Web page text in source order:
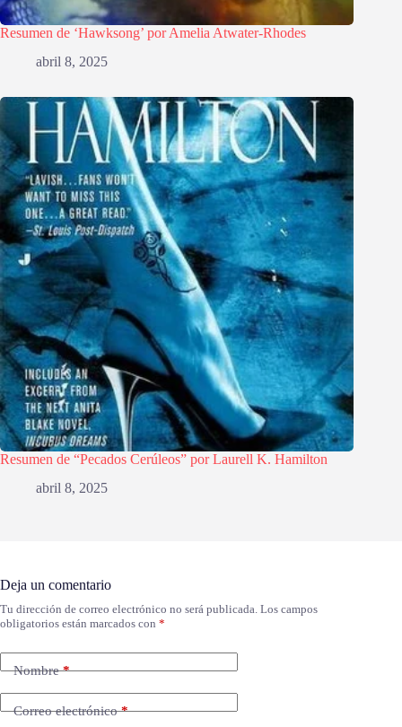
Resumen de ‘Hawksong’ por Amelia Atwater-Rhodes
abril 8, 2025
Resumen de “Pecados Cerúleos” por Laurell K. Hamilton
abril 8, 2025
Deja un comentario
Tu dirección de correo electrónico no será publicada. Los campos
obligatorios están marcados con *
Nombre*
Correo electrónico*